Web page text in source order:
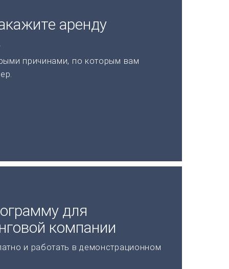
аренду
причинами, по которым вам
для
компании
и работать в демонстрационном